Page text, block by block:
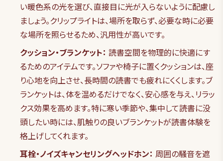
い暖色系の光を選び、直接目に光が入らないように配慮し
ましょう。クリップライトは、場所を取らず、必要な時に必要
な場所を照らせるため、汎用性が高いです。
クッション・ブランケット： 読書空間を物理的に快適にす
るためのアイテムです。ソファや椅子に置くクッションは、座
り心地を向上させ、長時間の読書でも疲れにくくします。ブ
ランケットは、体を温めるだけでなく、安心感を与え、リラッ
クス効果を高めます。特に寒い季節や、集中して読書に没
頭したい時には、肌触りの良いブランケットが読書体験を
格上げしてくれます。
耳栓・ノイズキャンセリングヘッドホン： 周囲の騒音を遮